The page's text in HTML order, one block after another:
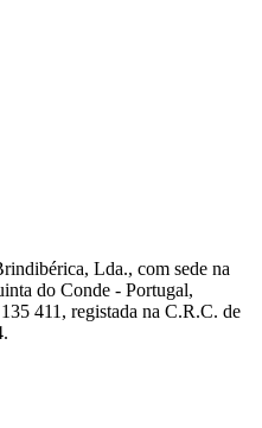
Lda., com sede na
do Conde - Portugal,
411, registada na C.R.C. de